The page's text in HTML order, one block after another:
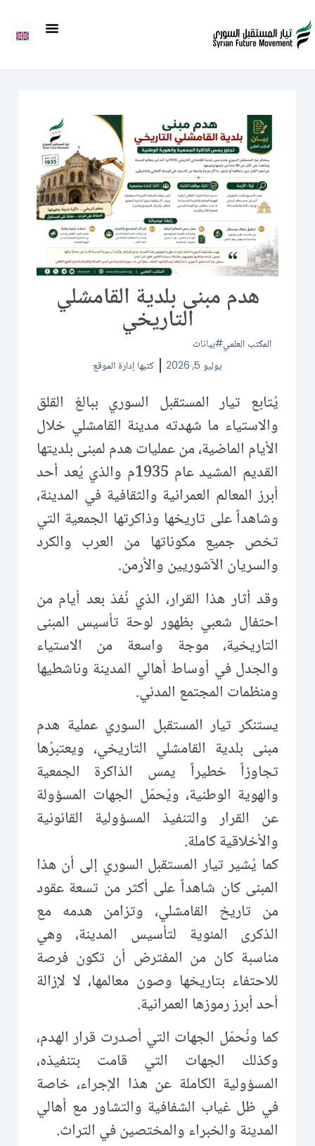
هدم مبنى بلدية القامشلي
التاريخي
المكتب العلمي بيانات
يوليو 5, 2026
كتبها إدارة الموقع
يُتابع تيار المستقبل السوري ببالغ القلق
والاستياء ما شهدته مدينة القامشلي خلال
الأيام الماضية، من عمليات هدم لمبنى بلديتها
القديم المشيد عام 1935م والذي يُعد أحد
أبرز المعالم العمرانية والثقافية في المدينة،
وشاهداً على تاريخها وذاكرتها الجمعية التي
تخص جميع مكوناتها من العرب والكرد
والسريان الآشوريين والأرمن.
وقد أثار هذا القرار، الذي نُفذ بعد أيام من
احتفال شعبي بظهور لوحة تأسيس المبنى
التاريخية، موجة واسعة من الاستياء
والجدل في أوساط أهالي المدينة وناشطيها
ومنظمات المجتمع المدني.
يستنكر تيار المستقبل السوري عملية هدم
مبنى بلدية القامشلي التاريخي، ويعتبرُها
تجاوزاً خطيراً يمس الذاكرة الجمعية
والهوية الوطنية، ويُحمّل الجهات المسؤولة
عن القرار والتنفيذ المسؤولية القانونية
والأخلاقية كاملة.
كما يُشير تيار المستقبل السوري إلى أن هذا
المبنى كان شاهداً على أكثر من تسعة عقود
من تاريخ القامشلي، وتزامن هدمه مع
الذكرى المئوية لتأسيس المدينة، وهي
مناسبة كان من المفترض أن تكون فرصة
للاحتفاء بتاريخها وصون معالمها، لا لإزالة
أحد أبرز رموزها العمرانية.
كما ونُحمّل الجهات التي أصدرت قرار الهدم،
وكذلك الجهات التي قامت بتنفيذه،
المسؤولية الكاملة عن هذا الإجراء، خاصة
في ظل غياب الشفافية والتشاور مع أهالي
المدينة والخبراء والمختصين في التراث.